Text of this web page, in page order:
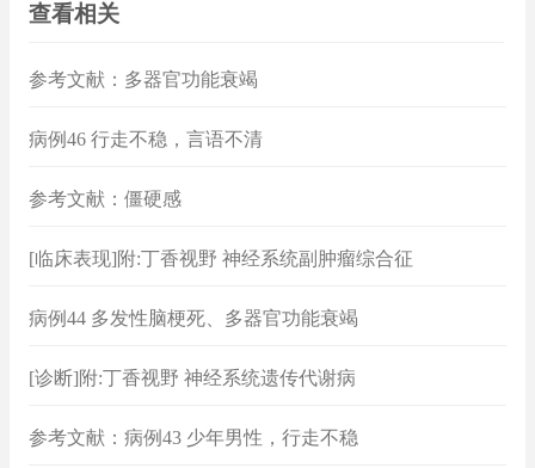
查看相关
参考文献：多器官功能衰竭
病例46 行走不稳，言语不清
参考文献：僵硬感
[临床表现]附:丁香视野 神经系统副肿瘤综合征
病例44 多发性脑梗死、多器官功能衰竭
[诊断]附:丁香视野 神经系统遗传代谢病
参考文献：病例43 少年男性，行走不稳